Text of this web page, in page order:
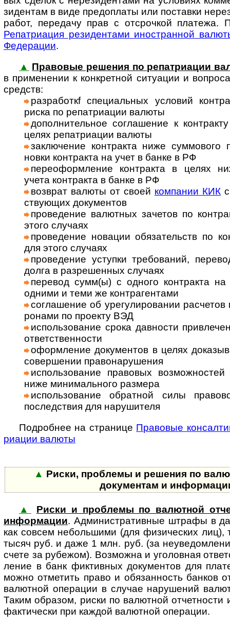
зиден­там в виде предо­платы или поста­вки
работ, пере­дачу прав с отсроч­кой пла­тежа.
Репат­риа­ция рези­ден­тами ино­ст­ран­ной
Феде­рации.
▲ Правовые решения по репатриации
в при­мене­нии к кон­к­рет­ной ситу­ации и
средств:
раз­ра­бо­ткf спе­ци­а­ль­ных ус­ло­вий
риска по репат­риа­ции валюты
допол­ни­тель­ное сог­лаше­ние к
целях репат­риа­ции валюты
заклю­чение конт­ракта ниже
новки конт­ракта на учет в банке в РФ
пере­оформ­ле­ние конт­ракта в целях
учета конт­ракта в банке в РФ
возв­рат валюты от своей ком­па­нии КИК
ству­ющих доку­мен­тов
прове­дение валют­ных заче­тов по
этого слу­чаях
прове­дение новации обязательств по
для этого слу­чаях
прове­дение уступки требований,
долга в раз­ре­шен­ных слу­чаях
перевод сумм(ы) с одного контракта на
одними и теми же контр­агентами
соглашение об урегулировании
ро­нами по про­екту ВЭД
использование срока дав­но­сти
ответ­ст­вен­но­сти
оформ­ле­ние доку­мен­тов в целях
совер­ше­нии право­нару­ше­ния
исполь­зо­ва­ние пра­во­вых
ниже мини­маль­ного раз­мера
исполь­зова­ние обрат­ной силы
послед­ствия для нару­ши­теля
Подробнее на странице Право­вые
риа­ции валюты
▲ Риски, проблемы и решения по
документам и
▲
Риски и проблемы по валютной
информации. Админи­стра­тив­ные штра­фы в
как сов­сем неболь­шими (для физи­чес­ких лиц),
тысяч руб. и даже 1 млн. руб. (за
счете за рубе­жом). Воз­можна и уго­лов­ная
ление в банк фикт­ив­ных доку­мен­тов для
можно отме­тить право и обя­зан­ность бан­ков
валют­ной опе­ра­ции в слу­чае нару­шений
Таким обра­зом, риски по валют­ной отчет­ности
факти­чески при каж­дой валют­ной опе­рации.